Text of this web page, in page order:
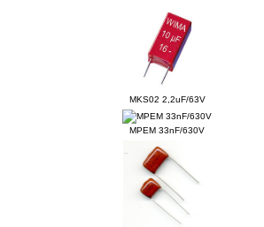
MKS02 2,2uF/63V
MPEM 33nF/630V